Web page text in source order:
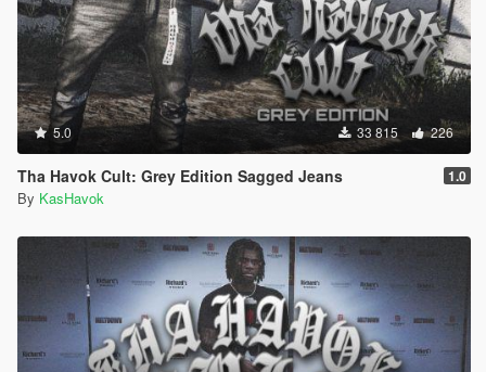
5.0 33 815 226
Tha Havok Cult: Grey Edition Sagged Jeans 1.0
By KasHavok